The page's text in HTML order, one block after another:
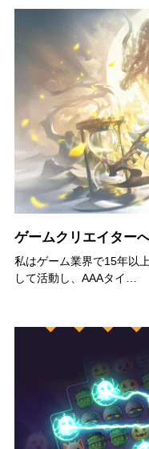
ゲームクリエイター
私はゲーム業界で15年以
して活動し、AAAタイ…